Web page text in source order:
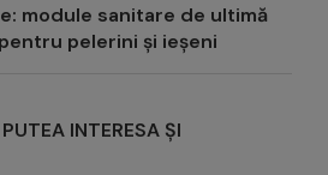
module sanitare de ultimă
pelerini și ieșeni
INTERESA ȘI